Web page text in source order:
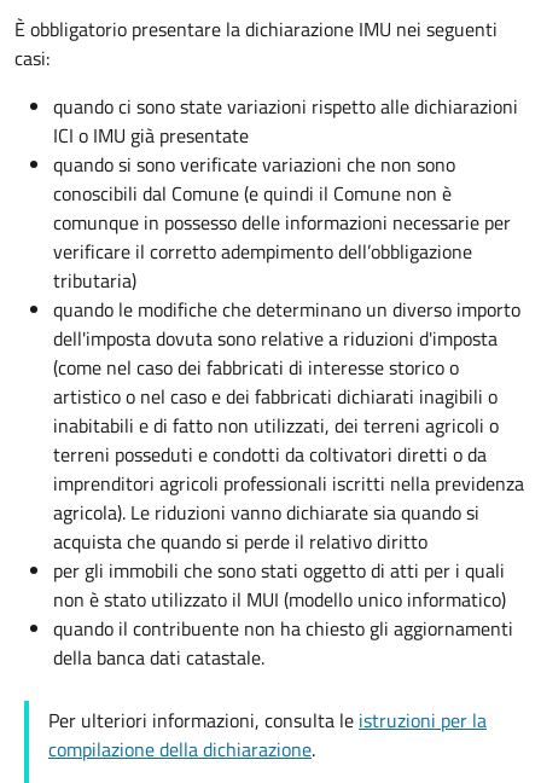
È obbligatorio presentare la dichiarazione IMU nei seguenti
casi:
quando ci sono state variazioni rispetto alle dichiarazioni
ICI o IMU già presentate
quando si sono verificate variazioni che non sono
conoscibili dal Comune (e quindi il Comune non è
comunque in possesso delle informazioni necessarie per
verificare il corretto adempimento dell’obbligazione
tributaria)
quando le modifiche che determinano un diverso importo
dell'imposta dovuta sono relative a riduzioni d'imposta
(come nel caso dei fabbricati di interesse storico o
artistico o nel caso e dei fabbricati dichiarati inagibili o
inabitabili e di fatto non utilizzati, dei terreni agricoli o
terreni posseduti e condotti da coltivatori diretti o da
imprenditori agricoli professionali iscritti nella previdenza
agricola). Le riduzioni vanno dichiarate sia quando si
acquista che quando si perde il relativo diritto
per gli immobili che sono stati oggetto di atti per i quali
non è stato utilizzato il MUI (modello unico informatico)
quando il contribuente non ha chiesto gli aggiornamenti
della banca dati catastale.
Per ulteriori informazioni, consulta le istruzioni per la
compilazione della dichiarazione.